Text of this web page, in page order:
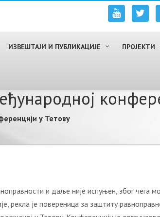
ИЗВЕШТАЈИ И ПУБЛИКАЦИЈЕ ПРОЈЕКТИ
у Тетову
и даље није испуњен, због чега
рекла је повереница за заштиту